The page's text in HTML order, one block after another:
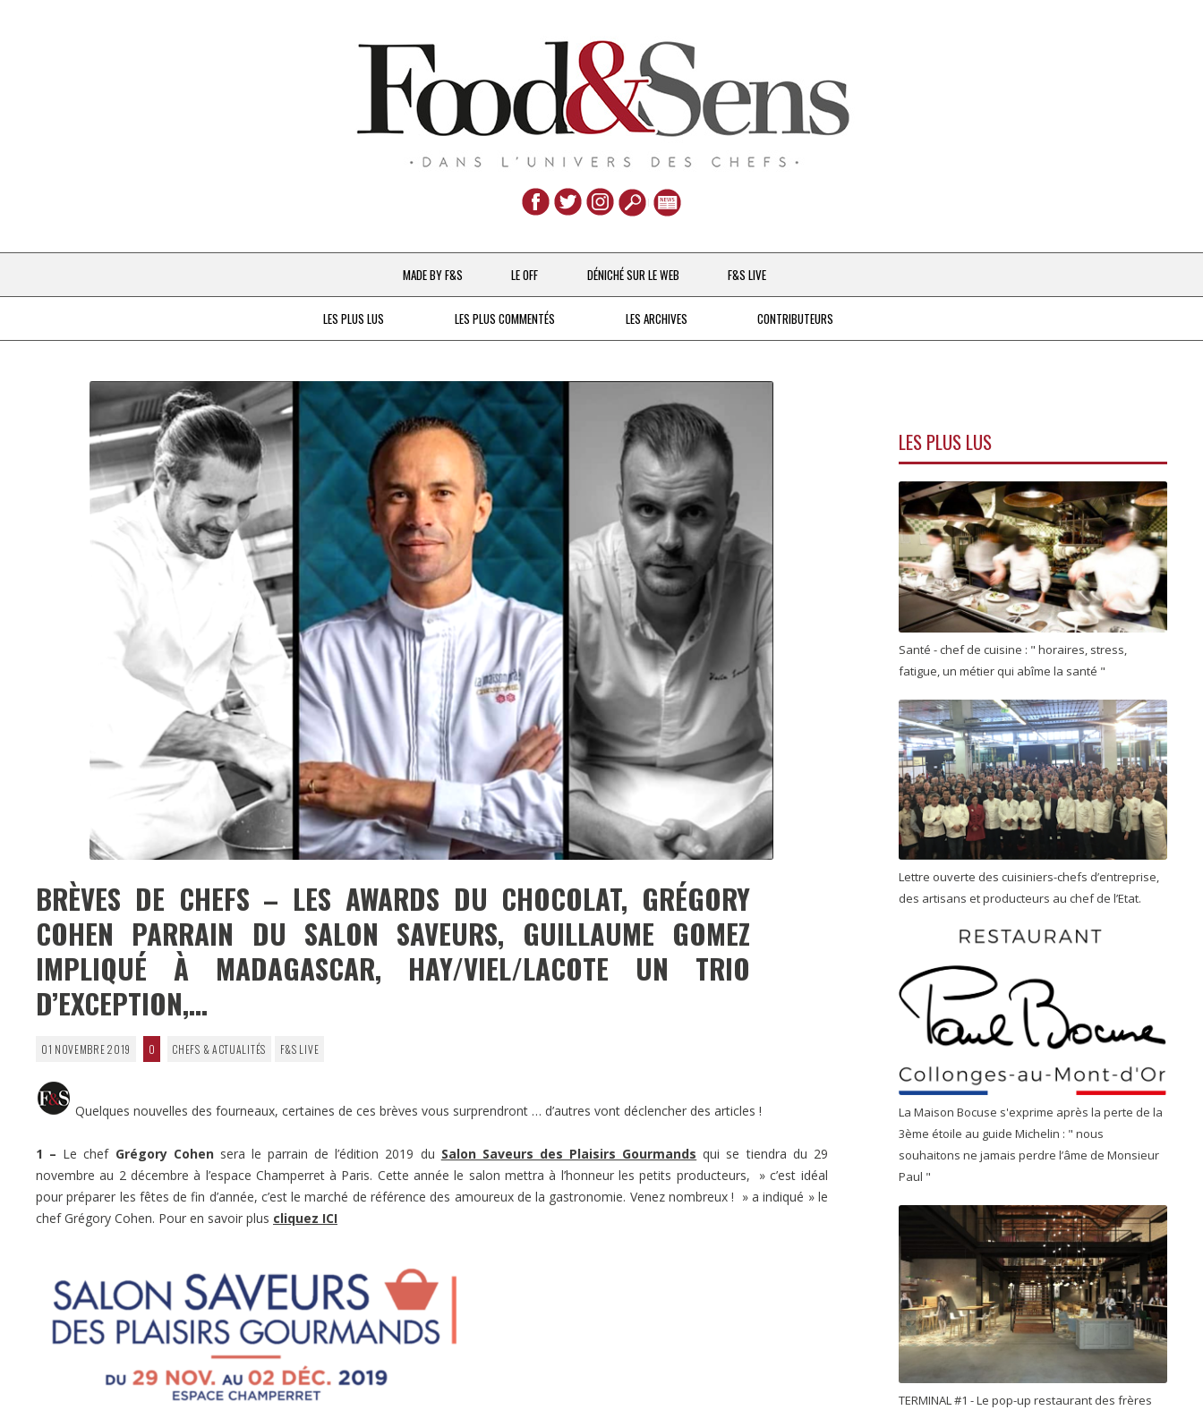
Aller
au
contenu
MADE BY F&S
CHEFS & ACTUALITÉS
À LA PETITE CUILLÈRE
DESTIN DE FEMME
V…DE VOYAGE
LE OFF DÉNICHÉ SUR LE WEB F&S LIVE
LES PLUS LUS LES PLUS COMMENTÉS LES ARCHIVES CONTRIBUTEURS
BRÈVES DE CHEFS – LES AWARDS DU CHOCOLAT, GRÉGORY
COHEN PARRAIN DU SALON SAVEURS, GUILLAUME GOMEZ
IMPLIQUÉ À MADAGASCAR, HAY/VIEL/LACOTE UN TRIO
D’EXCEPTION,…
01 NOVEMBRE 2019 0 CHEFS & ACTUALITÉS F&S LIVE
Quelques nouvelles des fourneaux, certaines de ces brèves vous surprendront … d’autres vont déclencher des articles !
1 – Le chef Grégory Cohensera le parrain de l’édition 2019 du Salon Saveurs des Plaisirs Gourmands qui se tiendra du 29
novembre au 2 décembre à l’espace Champerret à Paris. Cette année le salon mettra à l’honneur les petits producteurs, » c’est idéal
pour préparer les fêtes de fin d’année, c’est le marché de référence des amoureux de la gastronomie. Venez nombreux ! » a indiqué » le
chef Grégory Cohen. Pour en savoir plus cliquez ICI
LES PLUS LUS
Santé - chef de cuisine : " horaires, stress,
fatigue, un métier qui abîme la santé "
Lettre ouverte des cuisiniers-chefs d’entreprise,
des artisans et producteurs au chef de l’Etat.
La Maison Bocuse s'exprime après la perte de la
3ème étoile au guide Michelin : " nous
souhaitons ne jamais perdre l’âme de Monsieur
Paul "
TERMINAL #1 - Le pop-up restaurant des frères